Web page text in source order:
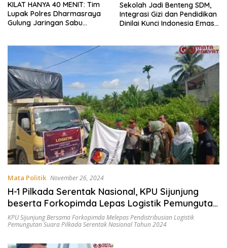
Sekolah Jadi Benteng SDM,
Integrasi Gizi dan Pendidikan
Dinilai Kunci Indonesia Emas
KPU Dorong Pendidikan
Pemilih Berkelanjutan untuk
Meningkatkan Kualitas
Mata Politik November 26, 2024
H-1 Pilkada Serentak Nasional, KPU Sijunjung
beserta Forkopimda Lepas Logistik Pemungutan
Suara
KPU Sijunjung Bersama Forkopimda Melepas Pendistribusian Logistik
Pemungutan Suara Pilkada Serentak Nasional Tahun 2024